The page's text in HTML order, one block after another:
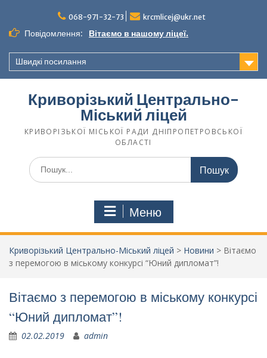
068-971-32-73 krcmlicej@ukr.net
Повідомлення: Вітаємо в нашому ліцеї.
Швидкі посилання
Криворізький Центрально-
Міський ліцей
КРИВОРІЗЬКОЇ МІСЬКОЇ РАДИ ДНІПРОПЕТРОВСЬКОЇ
ОБЛАСТІ
Меню
Криворізький Центрально-Міський ліцей > Новини > Вітаємо
з перемогою в міському конкурсі “Юний дипломат”!
Вітаємо з перемогою в міському конкурсі
“Юний дипломат”!
02.02.2019 admin